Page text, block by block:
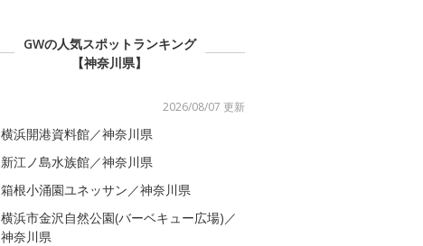
GWの人気スポットランキング
【神奈川県】
2026/08/07 更新
横浜開港資料館／神奈川県
新江ノ島水族館／神奈川県
箱根小涌園ユネッサン／神奈川県
横浜市金沢自然公園(バーベキュー広場)／
神奈川県